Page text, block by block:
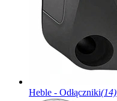
Heble - Odłączniki(14)